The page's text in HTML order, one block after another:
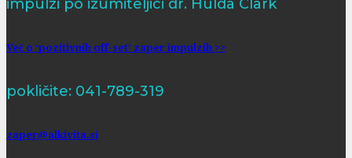
impulzi po izumiteljici dr. Hulda Clark
Več o ‘pozitivnih off-set’ zaper impulzih >>
pokličite: 041-789-319
zaper@alkivita.si